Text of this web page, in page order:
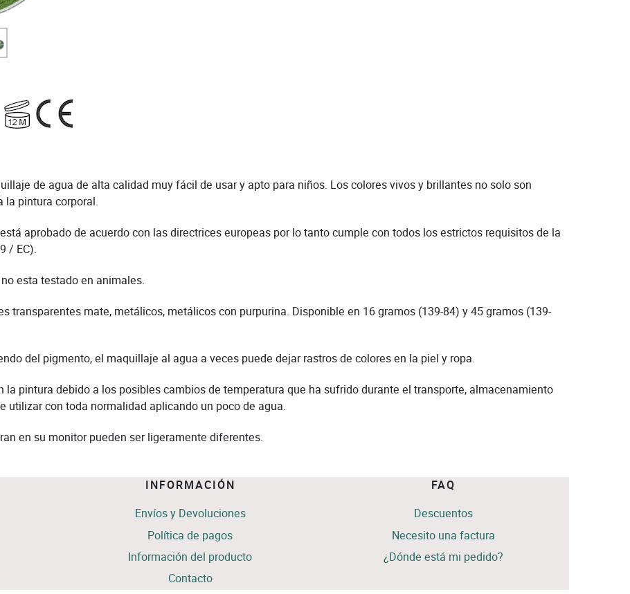
de agua de alta calidad muy fácil de usar y apto para niños. Los colores vivos y brillantes no solo son
la pintura corporal.
aprobado de acuerdo con las directrices europeas por lo tanto cumple con todos los estrictos requisitos de la
/ EC).
esta testado en animales.
transparentes mate, metálicos, metálicos con purpurina. Disponible en 16 gramos (139-84) y 45 gramos (139-
del pigmento, el maquillaje al agua a veces puede dejar rastros de colores en la piel y ropa.
la pintura debido a los posibles cambios de temperatura que ha sufrido durante el transporte, almacenamiento
utilizar con toda normalidad aplicando un poco de agua.
en su monitor pueden ser ligeramente diferentes.
INFORMACIÓN
Envíos y Devoluciones
Política de pagos
Información del producto
Contacto
FAQ
Descuentos
Necesito una factura
¿Dónde está mi pedido?